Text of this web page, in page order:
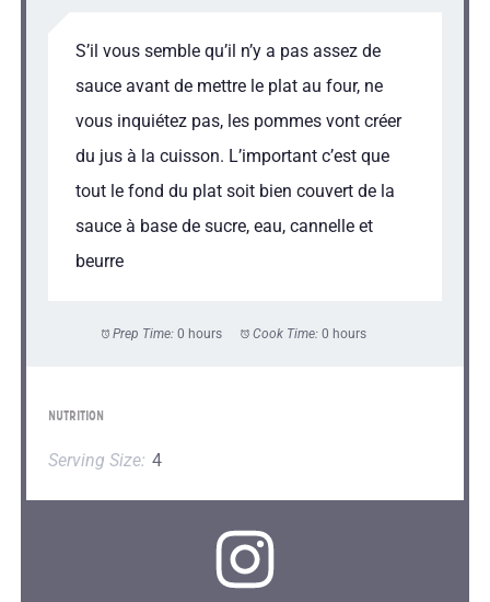
S’il vous semble qu’il n’y a pas assez de
sauce avant de mettre le plat au four, ne
vous inquiétez pas, les pommes vont créer
du jus à la cuisson. L’important c’est que
tout le fond du plat soit bien couvert de la
sauce à base de sucre, eau, cannelle et
beurre
Prep Time: 0 hours Cook Time: 0 hours
NUTRITION
Serving Size: 4